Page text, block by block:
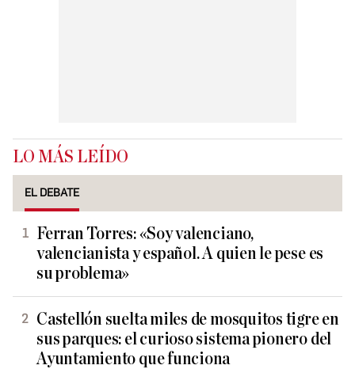
LO MÁS LEÍDO
EL DEBATE
Ferran Torres: «Soy valenciano,
valencianista y español. A quien le pese es
su problema»
Castellón suelta miles de mosquitos tigre en
sus parques: el curioso sistema pionero del
Ayuntamiento que funciona